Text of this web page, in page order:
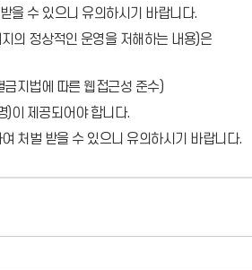
을 수 있으니 유의하시기 바랍니다.
의 정상적인 운영을 저해하는 내용)은
금지법에 따른 웹접근성 준수)
)이 제공되어야 합니다.
처벌 받을 수 있으니 유의하시기 바랍니다.